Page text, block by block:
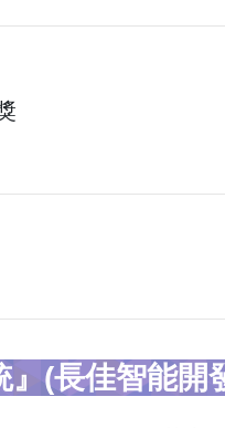
』(長佳智能開